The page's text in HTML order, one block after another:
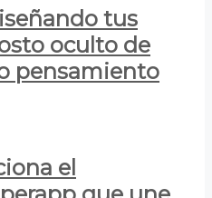
tus
oculto de
pensamiento
el